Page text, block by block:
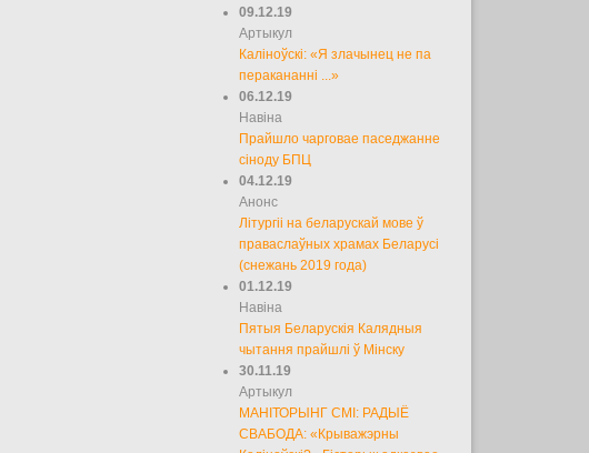
09.12.19
Артыкул
Каліноўскі: «Я злачынец не па
перакананні ...»
06.12.19
Навіна
Прайшло чарговае паседжанне
сіноду БПЦ
04.12.19
Анонс
Літургіі на беларускай мове ў
праваслаўных храмах Беларусі
(снежань 2019 года)
01.12.19
Навіна
Пятыя Беларускія Калядныя
чытання прайшлі ў Мінску
30.11.19
Артыкул
МАНІТОРЫНГ СМІ: РАДЫЁ
СВАБОДА: «Крыважэрны